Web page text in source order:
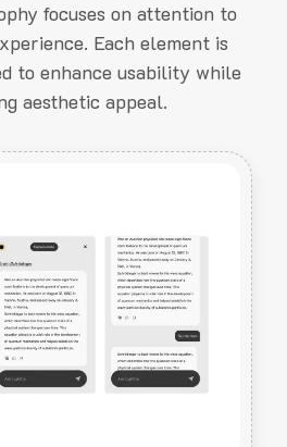
focuses on attention to
Each element is
to enhance usability while
aesthetic appeal.